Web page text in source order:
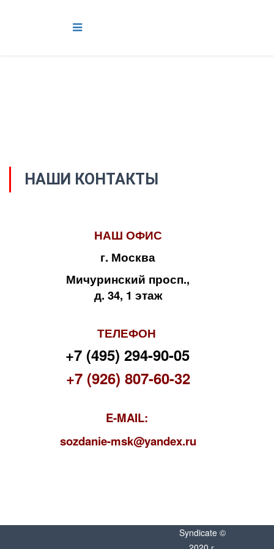
НАШИ КОНТАКТЫ
НАШ ОФИС
г. Москва
Мичуринский просп.,
д. 34, 1 этаж
ТЕЛЕФОН
+7 (495) 294-90-05
+7 (926) 807-60-32
E-MAIL:
sozdanie-msk@yandex.ru
Syndicate ©